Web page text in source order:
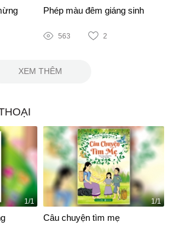
Phép màu đêm giáng sinh
563 2
XEM THÊM
1/1 1/1
Câu chuyện tìm mẹ